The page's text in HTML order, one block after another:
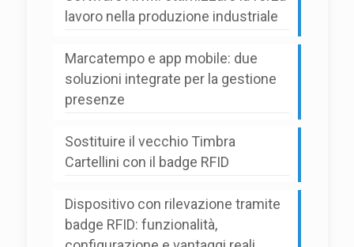
lavoro nella produzione industriale
Marcatempo e app mobile: due
soluzioni integrate per la gestione
presenze
Sostituire il vecchio Timbra
Cartellini con il badge RFID
Dispositivo con rilevazione tramite
badge RFID: funzionalità,